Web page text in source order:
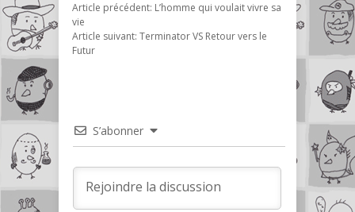
Article précédent: L’homme qui voulait vivre sa
vie
Article suivant: Terminator VS Retour vers le
Futur
S’abonner